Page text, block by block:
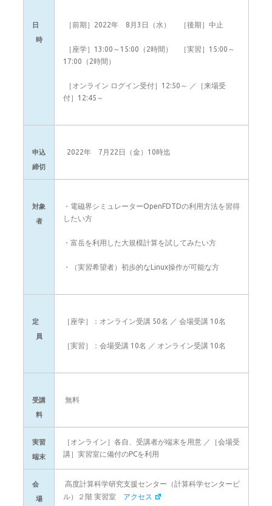
日
時
［前期］2022年 8月3日（水） ［後期］中止
［座学］13:00～15:00（2時間） ［実習］15:00～
17:00（2時間）
［オンライン ログイン受付］12:50～ ／［来場受
付］12:45～
申込
締切
2022年 7月22日（金）10時迄
対象
者
・電磁界シミュレーターOpenFDTDの利用方法を習得
したい方
・富岳を利用した大規模計算を試してみたい方
・（実習希望者）初歩的なLinux操作が可能な方
定
員
［座学］：オンライン受講 50名 ／ 会場受講 10名
［実習］： 会場受講 10名 ／ オンライン受講 10名
受講
料
無料
実習
端末
［オンライン］各自、受講者が端末を用意 ／［会場受
講］実習室に備付のPCを利用
会
場
高度計算科学研究支援センター（計算科学センタービ
ル）２階 実習室 アクセス